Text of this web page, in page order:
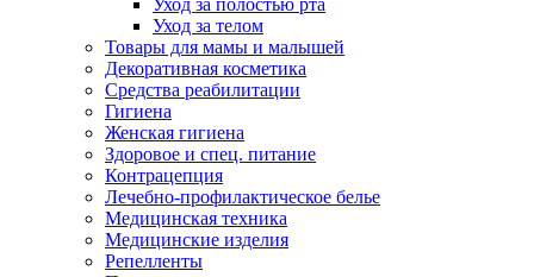
Уход за полостью рта
Уход за телом
Товары для мамы и малышей
Декоративная косметика
Средства реабилитации
Гигиена
Женская гигиена
Здоровое и спец. питание
Контрацепция
Лечебно-профилактическое белье
Медицинская техника
Медицинские изделия
Репелленты